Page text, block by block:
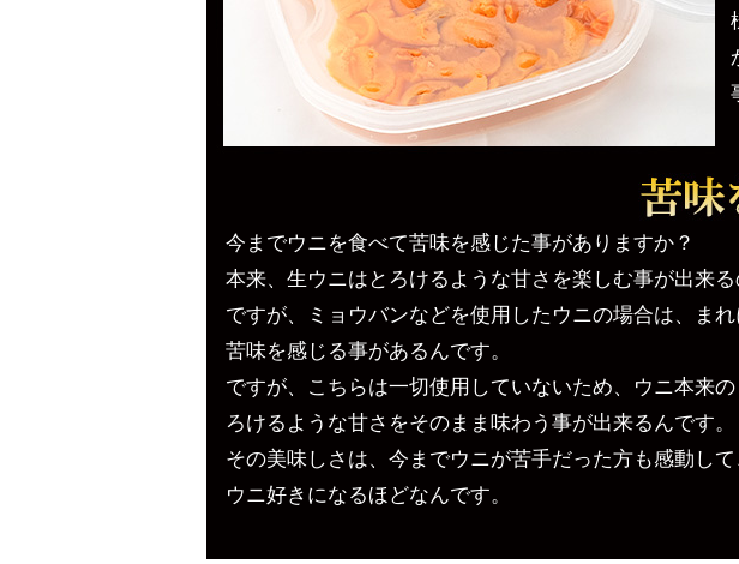
今までウニを食べて苦味を感じた事がありますか？
本来、生ウニはとろけるような甘さを楽しむ事が出来
ですが、ミョウバンなどを使用したウニの場合は、まれ
苦味を感じる事があるんです。
ですが、こちらは一切使用していないため、ウニ本来の
ろけるような甘さをそのまま味わう事が出来るんです。
その美味しさは、今までウニが苦手だった方も感動して
ウニ好きになるほどなんです。